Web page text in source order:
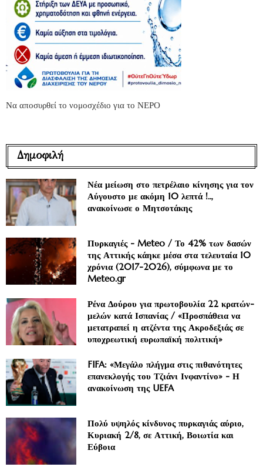
Να αποσυρθεί το νομοσχέδιο για το ΝΕΡΟ
Δημοφιλή
Νέα μείωση στο πετρέλαιο κίνησης για τον
Αύγουστο με ακόμη 10 λεπτά !..,
ανακοίνωσε ο Μητσοτάκης
Πυρκαγιές - Meteo / Το 42% των δασών
της Αττικής κάηκε μέσα στα τελευταία 10
χρόνια (2017-2026), σύμφωνα με το
Meteo.gr
Ρένα Δούρου για πρωτοβουλία 22 κρατών-
μελών κατά Ισπανίας / «Προσπάθεια να
μετατραπεί η ατζέντα της Ακροδεξιάς σε
υποχρεωτική ευρωπαϊκή πολιτική»
FIFA: «Μεγάλο πλήγμα στις πιθανότητες
επανεκλογής του Τζιάνι Ινφαντίνο» - Η
ανακοίνωση της UEFA
Πολύ υψηλός κίνδυνος πυρκαγιάς αύριο,
Κυριακή 2/8, σε Αττική, Βοιωτία και
Εύβοια